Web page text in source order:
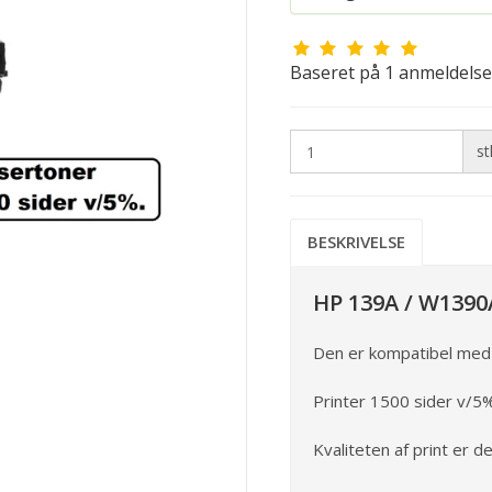
Baseret på 1 anmeldelse
BESKRIVELSE
HP 139A /
Den er kompatibel
Printer 1500 sider v/
Kvaliteten af print er